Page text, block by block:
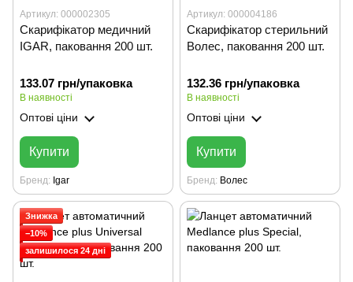
Артикул: 000002305
Скарифікатор медичний
IGAR, паковання 200 шт.
133.07 грн/упаковка
В наявності
Оптові ціни
Купити
Бренд Igar
Артикул: 000004186
Скарифікатор стерильний
Волес, паковання 200 шт.
132.36 грн/упаковка
В наявності
Оптові ціни
Купити
Бренд Волес
Знижка
−10%
залишилося 24 дні